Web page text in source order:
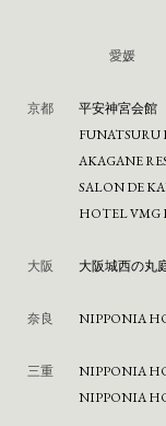
愛媛
京都
平安神宮会館
FUNATSURU
AKAGANE
SALON DE
HOTEL VMG
大阪 ⼤阪城⻄の丸
奈良 NIPPONIA
三重
NIPPONIA
NIPPONIA